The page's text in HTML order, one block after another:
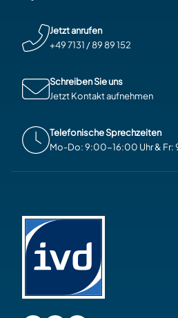
Jetzt anrufen
+49 7131 / 89 89 152
Schreiben Sie uns
Jetzt Kontakt aufnehmen
Telefonische Sprechzeiten
Mo-Do: 9:00-16:00 Uhr &